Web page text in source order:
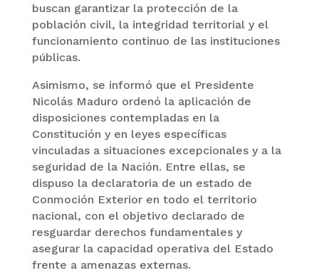
buscan garantizar la protección de la
población civil, la integridad territorial y el
funcionamiento continuo de las instituciones
públicas.
Asimismo, se informó que el Presidente
Nicolás Maduro ordenó la aplicación de
disposiciones contempladas en la
Constitución y en leyes específicas
vinculadas a situaciones excepcionales y a la
seguridad de la Nación. Entre ellas, se
dispuso la declaratoria de un estado de
Conmoción Exterior en todo el territorio
nacional, con el objetivo declarado de
resguardar derechos fundamentales y
asegurar la capacidad operativa del Estado
frente a amenazas externas.